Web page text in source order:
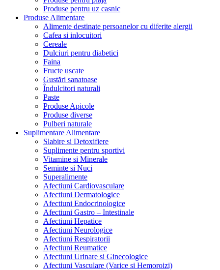
Produse pentru uz casnic
Produse Alimentare
Alimente destinate persoanelor cu diferite alergii
Cafea si inlocuitori
Cereale
Dulciuri pentru diabetici
Faina
Fructe uscate
Gustări sanatoase
Îndulcitori naturali
Paste
Produse Apicole
Produse diverse
Pulberi naturale
Suplimentare Alimentare
Slabire si Detoxifiere
Suplimente pentru sportivi
Vitamine si Minerale
Seminte si Nuci
Superalimente
Afectiuni Cardiovasculare
Afectiuni Dermatologice
Afectiuni Endocrinologice
Afectiuni Gastro – Intestinale
Afectiuni Hepatice
Afectiuni Neurologice
Afectiuni Respiratorii
Afectiuni Reumatice
Afectiuni Urinare si Ginecologice
Afectiuni Vasculare (Varice si Hemoroizi)